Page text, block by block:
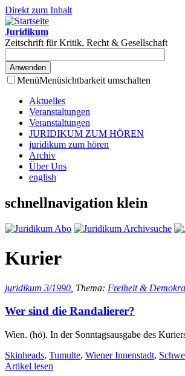
Direkt zum Inhalt
Juridikum
Zeitschrift für Kritik, Recht & Gesellschaft
MenüMenüsichtbarkeit umschalten
Aktuelles
Veranstaltungen
Veranstaltungen
JURIDIKUM ZUM HÖREN
juridikum zum hören
Archiv
Über Uns
english
schnellnavigation klein
Kurier
juridikum 3/1990 , Thema: Freiheit &
Wer sind die Randalierer?
Wien. (hö). In der Sonntagsausgabe des
Skinheads, Tumulte, Wiener Innenstadt,
Artikel lesen